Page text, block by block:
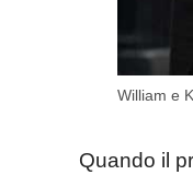
William e
Quando il